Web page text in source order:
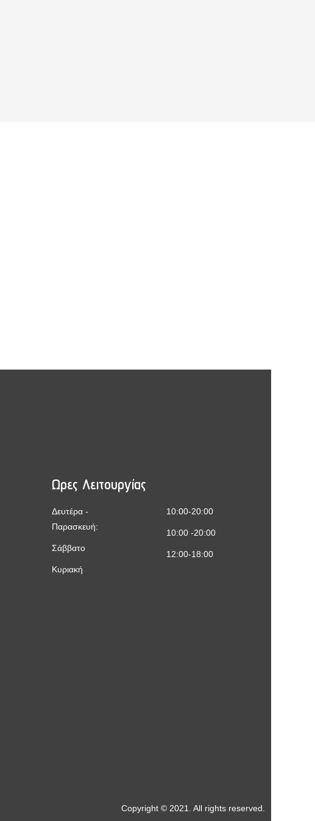
Ωρες Λειτουργίας
Δευτέρα -
Παρασκευή:
Σάββατο
Κυριακή
10:00-20:00
10:00 -20:00
12:00-18:00
Copyright © 2021. All rights reserved.